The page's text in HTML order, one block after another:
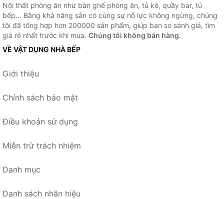
Nội thất phòng ăn như bàn ghế phòng ăn, tủ kệ, quầy bar, tủ
bếp... Bằng khả năng sẵn có cùng sự nỗ lực không ngừng, chúng
tôi đã tổng hợp hơn 200000 sản phẩm, giúp bạn so sánh giá, tìm
giá rẻ nhất trước khi mua. Chúng tôi không bán hàng.
VỀ VẬT DỤNG NHÀ BẾP
Giới thiệu
Chính sách bảo mật
Điều khoản sử dụng
Miễn trừ trách nhiệm
Danh mục
Danh sách nhãn hiệu